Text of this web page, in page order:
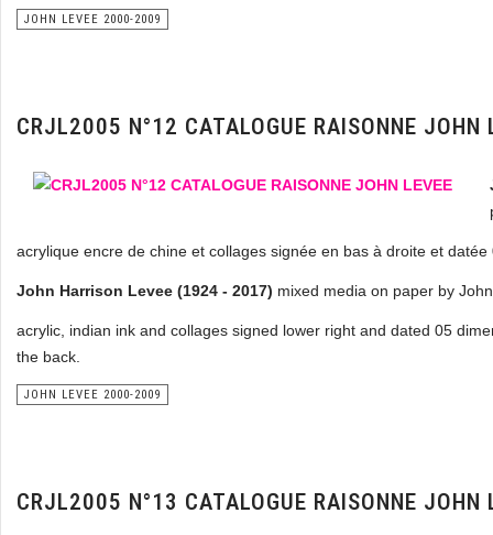
JOHN LEVEE 2000-2009
CRJL2005 N°12 CATALOGUE RAISONNE JOHN
acrylique encre de chine et collages signée en bas à droite et
John Harrison Levee (1924 - 2017) mixed media on paper by
acrylic, indian ink and collages signed lower right and dated 05
the back.
JOHN LEVEE 2000-2009
CRJL2005 N°13 CATALOGUE RAISONNE JOHN